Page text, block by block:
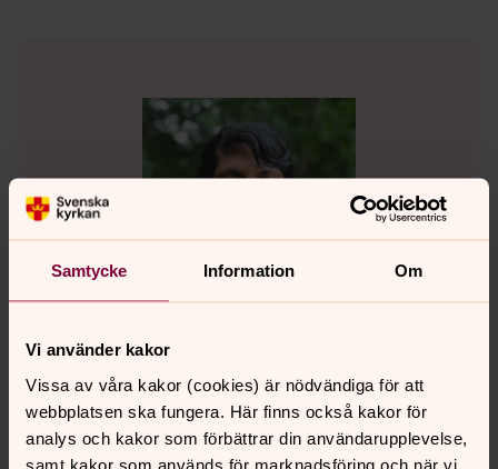
Samtycke Information Om
Vi använder kakor
Vissa av våra kakor (cookies) är nödvändiga för att
webbplatsen ska fungera. Här finns också kakor för
analys och kakor som förbättrar din användarupplevelse,
samt kakor som används för marknadsföring och när vi
Maria Lif